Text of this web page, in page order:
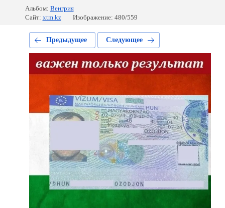
Альбом: Венгрия
Сайт: xtm.kz Изображение: 480/559
Предыдущее Следующее